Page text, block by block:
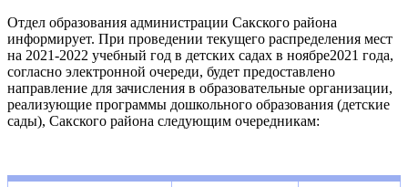
Отдел образования администрации Сакского района
информирует. При проведении текущего распределения мест
на 2021-2022 учебный год в детских садах в ноябре2021 года,
согласно электронной очереди, будет предоставлено
направление для зачисления в образовательные организации,
реализующие программы дошкольного образования (детские
сады), Сакского района следующим очередникам: